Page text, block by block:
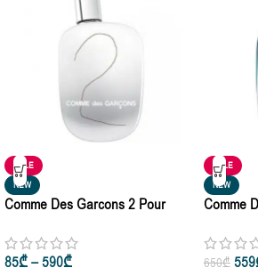
SALE
NEW
Comme Des Garcons 2 Pour
Parfum 50ml • 100ml
85₾–590₾
SALE
NEW
Comme
650₾ 559